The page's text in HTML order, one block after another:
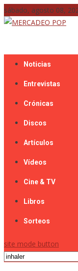
Skip
to
sábado, agosto 08,
Noticias
Entrevistas
Crónicas
Discos
Artículos
Vídeos
Cine & TV
Libros
Sorteos
site mode button
Buscar: